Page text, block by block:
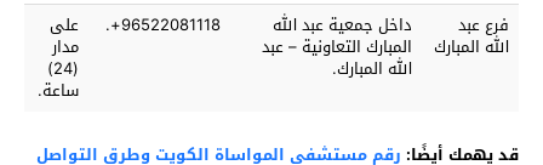
فرع عبد
الله المبارك
داخل جمعية عبد الله
المبارك التعاونية – عبد
الله المبارك.
96522081118+. على
مدار
(24)
ساعة.
قد يهمك أيضًا: رقم مستشفى المواساة الكويت وطرق التواصل